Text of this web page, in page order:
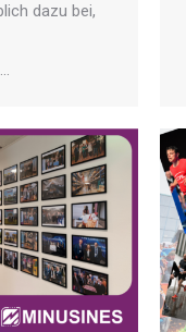
dazu bei,